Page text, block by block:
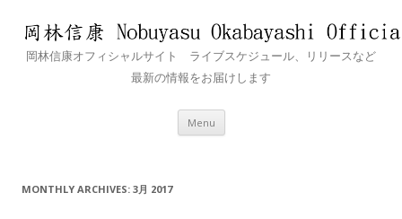
岡林信康オフィシャルサイト ライブスケジュール、リリースなど
最新の情報をお届けします
Menu Skip
MONTHLY ARCHIVES: 3月 2017